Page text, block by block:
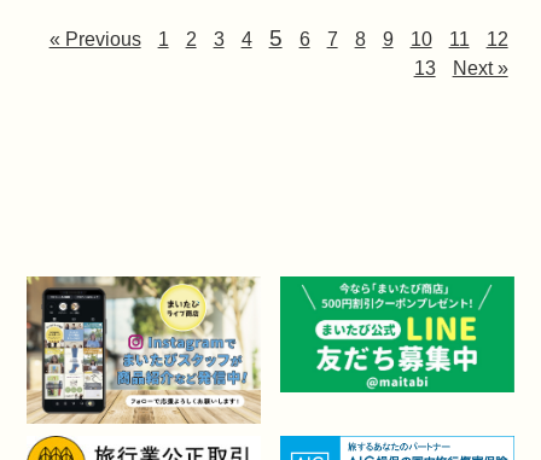
« Previous 1 2 3 4 5 6 7 8 9 10 11
12
13
Next »